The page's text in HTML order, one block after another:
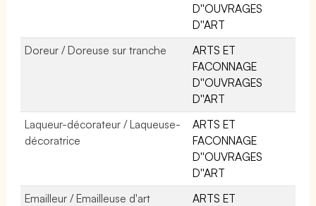
D''OUVRAGES
D''ART
Doreur / Doreuse sur tranche
ARTS ET
FACONNAGE
D''OUVRAGES
D''ART
Laqueur-décorateur / Laqueuse-
décoratrice
ARTS ET
FACONNAGE
D''OUVRAGES
D''ART
Emailleur / Emailleuse d'art
ARTS ET